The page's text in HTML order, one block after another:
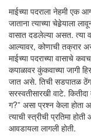
माईच्या पदराला नेहमी एक
जाताना त्याच्या चेहेर्‍याला
वासात दडलेल्या असत. त्या
आल्यावर, कोणाची तक्रार
माईच्या पदराच्या वासाचे
कपाळावर कुंकवाच्या जागी
जात असे. तिची सडपातळ
सरस्वतीसारखी वाटे.
ग?” असा प्रश्न केला होता
त्याची स्त्रीची प्रतिमा
आवडायला लागली होती.